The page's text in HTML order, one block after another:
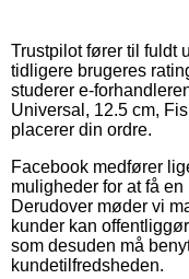
Trustpilot fører til fuldt
tidligere brugeres
studerer e-
Universal, 12.5 cm,
placerer din ordre.
Facebook medfører
muligheder for at få
Derudover møder vi
kunder kan
som desuden må
kundetilfredsheden.